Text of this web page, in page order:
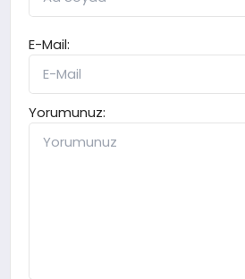
E-Mail:
Yorumunuz: